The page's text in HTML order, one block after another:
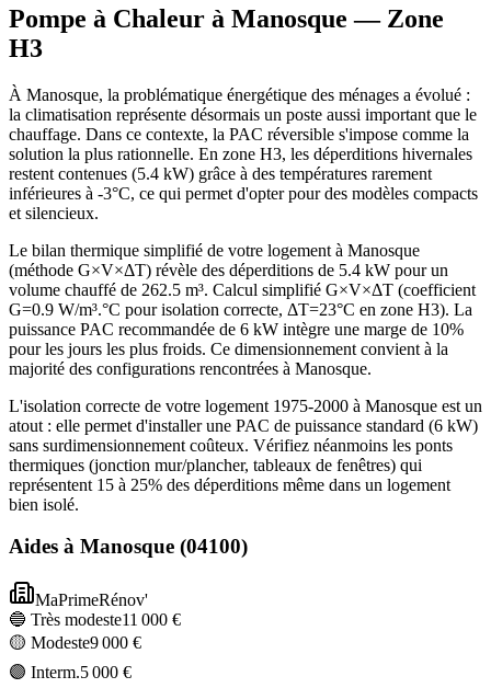
Pompe à Chaleur à Manosque — Zone
H3
À Manosque, la problématique énergétique des ménages a évolué :
la climatisation représente désormais un poste aussi important que le
chauffage. Dans ce contexte, la PAC réversible s'impose comme la
solution la plus rationnelle. En zone H3, les déperditions hivernales
restent contenues (5.4 kW) grâce à des températures rarement
inférieures à -3°C, ce qui permet d'opter pour des modèles compacts
et silencieux.
Le bilan thermique simplifié de votre logement à Manosque
(méthode G×V×ΔT) révèle des déperditions de 5.4 kW pour un
volume chauffé de 262.5 m³. Calcul simplifié G×V×ΔT (coefficient
G=0.9 W/m³.°C pour isolation correcte, ΔT=23°C en zone H3). La
puissance PAC recommandée de 6 kW intègre une marge de 10%
pour les jours les plus froids. Ce dimensionnement convient à la
majorité des configurations rencontrées à Manosque.
L'isolation correcte de votre logement 1975-2000 à Manosque est un
atout : elle permet d'installer une PAC de puissance standard (6 kW)
sans surdimensionnement coûteux. Vérifiez néanmoins les ponts
thermiques (jonction mur/plancher, tableaux de fenêtres) qui
représentent 15 à 25% des déperditions même dans un logement
bien isolé.
Aides à Manosque (04100)
MaPrimeRénov'
🔵 Très modeste11 000 €
🟡 Modeste9 000 €
🟣 Interm.5 000 €